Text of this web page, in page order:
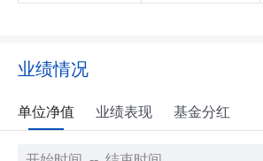
业绩情况
单位净值 业绩表现 基金分红